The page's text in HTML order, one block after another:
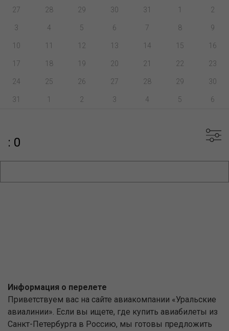
27 28 29 30 31 1 2
3 4 5 6 7 8 9
10 11 12 13 14 15 16
17 18 19 20 21 22 23
24 25 26 27 28 29 30
31 1 2 3 4 5 6
: 0
Информация о перелете
Приветствуем вас на сайте авиакомпании «Уральские
авиалинии». Если вы ищете, где купить авиабилеты из
Санкт-Петербурга в Россию, мы готовы предложить